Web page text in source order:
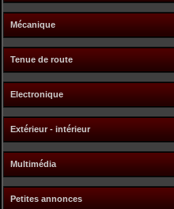
Mécanique
Tenue de route
Electronique
Extérieur - intérieur
Multimédia
Petites annonces